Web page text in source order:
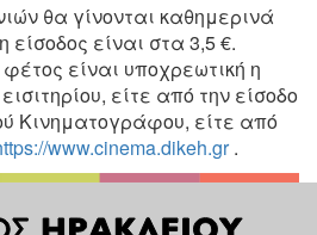
θα γίνονται καθημερινά
είσοδος είναι στα 3,5 €.
είναι υποχρεωτική η
είτε από την είσοδο
Κινηματογράφου, είτε από
www.cinema.dikeh.gr.